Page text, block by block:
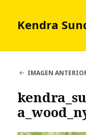
Kendra
IMAGEN